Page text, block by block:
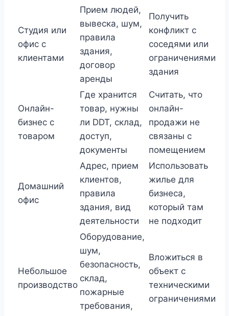
Студия или
офис с
клиентами
Прием людей,
вывеска, шум,
правила
здания,
договор
аренды
Получить
конфликт с
соседями или
ограничениями
здания
Онлайн-
бизнес с
товаром
Где хранится
товар, нужны
ли DDT, склад,
доступ,
документы
Считать, что
онлайн-
продажи не
связаны с
помещением
Домашний
офис
Адрес, прием
клиентов,
правила
здания, вид
деятельности
Использовать
жилье для
бизнеса,
который там
не подходит
Небольшое
производство
Оборудование,
шум,
безопасность,
склад,
пожарные
требования,
Вложиться в
объект с
техническими
ограничениями